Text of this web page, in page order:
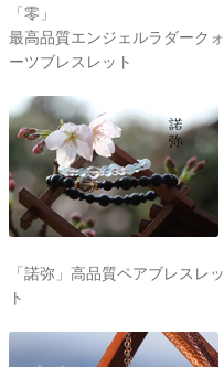
「零」
最高品質エンジェルラダークォ
ーツブレスレット
「諾弥」高品質ペアブレスレッ
ト